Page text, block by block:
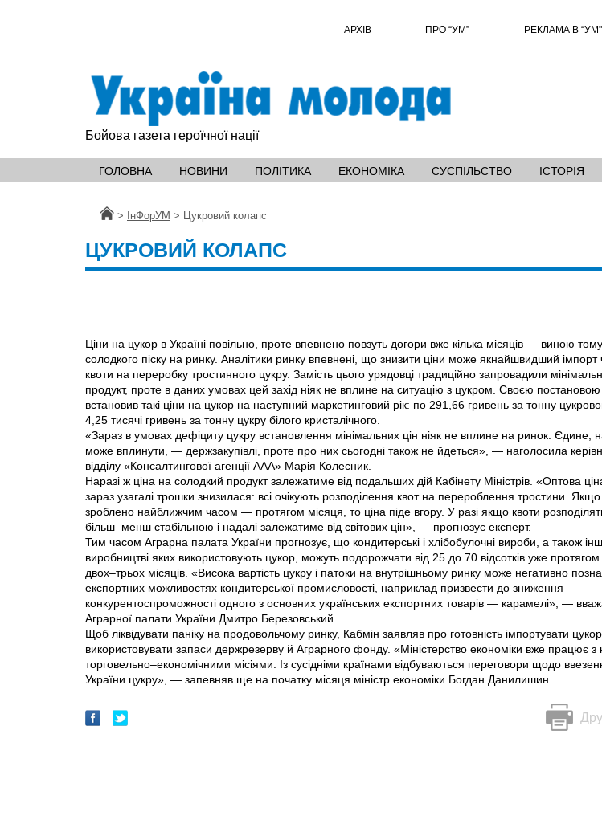
АРХІВ ПРО “УМ” РЕКЛАМА В “УМ"
Бойова газета героїчної нації
ГОЛОВНА НОВИНИ ПОЛІТИКА ЕКОНОМІКА СУСПІЛЬСТВО ІСТОРІЯ
Головна
> ІнФорУМ > Цукровий колапс
ЦУКРОВИЙ КОЛАПС
Ціни на цукор в Україні повільно, проте впевнено повзуть догори вже кілька місяців — виною
солодкого піску на ринку. Аналітики ринку впевнені, що знизити ціни може якнайшвидший імпорт
квоти на переробку тростинного цукру. Замість цього урядовці традиційно запровадили
продукт, проте в даних умовах цей захід ніяк не вплине на ситуацію з цукром. Своєю
встановив такі ціни на цукор на наступний маркетинговий рік: по 291,66 гривень за тонну
4,25 тисячі гривень за тонну цукру білого кристалічного.
«Зараз в умовах дефіциту цукру встановлення мінімальних цін ніяк не вплине на ринок. Єдине,
може вплинути, — держзакупівлі, проте про них сьогодні також не йдеться», — наголосила
відділу «Консалтингової агенції ААА» Марія Колесник.
Наразі ж ціна на солодкий продукт залежатиме від подальших дій Кабінету Міністрів. «Оптова
зараз узагалі трошки знизилася: всі очікують розподілення квот на перероблення тростини.
зроблено най­ближчим часом — протягом місяця, то ціна піде вгору. У разі якщо квоти
більш–менш стабільною і надалі залежатиме від світових цін», — прогнозує експерт.
Тим часом Аграрна палата України прогнозує, що кондитерські і хлібобулочні вироби, а також
виробництві яких використовують цукор, можуть подорожчати від 25 до 70 відсотків уже
двох–трьох місяців. «Висока вартість цукру і патоки на внутрішньому ринку може негативно
експортних можливостях кондитерської промисловості, наприклад призвести до зниження
конкурентоспроможності одного з основних українських експортних товарів — карамелі», —
Аграрної палати України Дмитро Березовський.
Щоб ліквідувати паніку на продовольчому ринку, Кабмін заявляв про готовність імпортувати цукор
використовувати запаси держрезерву й Аграрного фонду. «Міністерство економіки вже працює
торговельно–економічними місіями. Із сусідніми країнами відбуваються переговори щодо
України цукру», — запевняв ще на початку місяця міністр економіки Богдан Данилишин.